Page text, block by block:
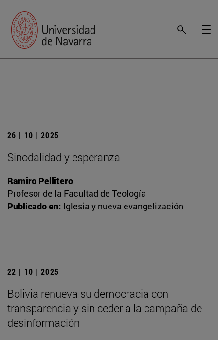
26 | 10 | 2025
Sinodalidad y esperanza
Ramiro Pellitero
Profesor de la Facultad de Teología
Publicado en: Iglesia y nueva evangelización
22 | 10 | 2025
Bolivia renueva su democracia con
transparencia y sin ceder a la campaña de
desinformación